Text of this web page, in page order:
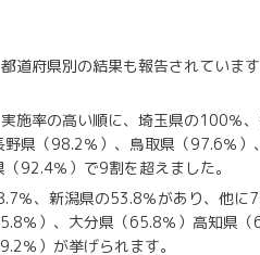
道府県別の結果も報告されていま
施率の高い順に、埼玉県の100％
県（98.2％）、鳥取県（97.6％
92.4％）で9割を超えました。
％、新潟県の53.8％があり、他に
％）、大分県（65.8％）高知県
％）が挙げられます。